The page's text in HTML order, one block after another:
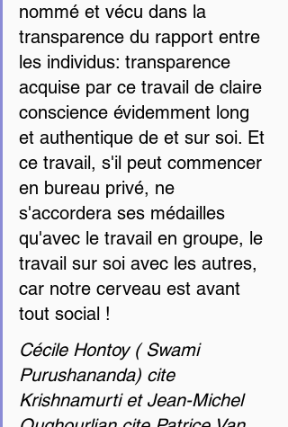
nommé et vécu dans la
transparence du rapport entre
les individus: transparence
acquise par ce travail de claire
conscience évidemment long
et authentique de et sur soi. Et
ce travail, s'il peut commencer
en bureau privé, ne
s'accordera ses médailles
qu'avec le travail en groupe, le
travail sur soi avec les autres,
car notre cerveau est avant
tout social !
Cécile Hontoy ( Swami
Purushananda) cite
Krishnamurti et Jean-Michel